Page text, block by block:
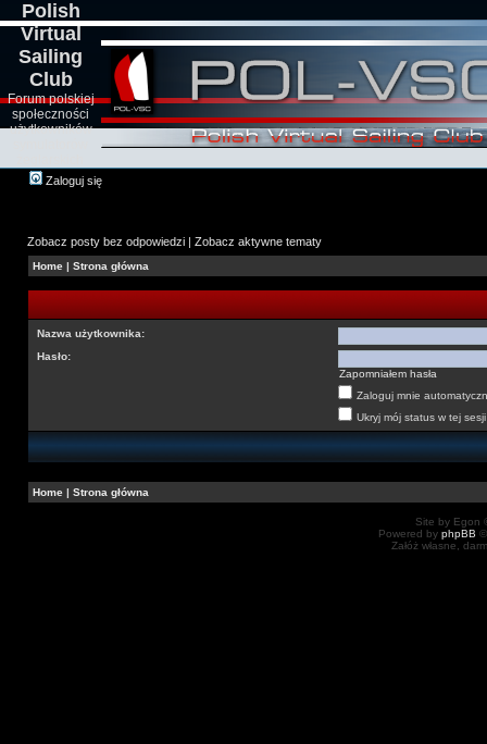
Polish
Virtual
Sailing
Club
Forum polskiej
społeczności
użytkowników
Zaloguj się
Zobacz posty bez odpowiedzi | Zobacz aktywne tematy
Home | Strona główna
Nazwa użytkownika:
Hasło:
Zapomniałem hasła
Zaloguj mnie
Ukryj mój status w tej sesji
Home | Strona główna
Site by Egon
Powered by phpBB
Załóż własne,